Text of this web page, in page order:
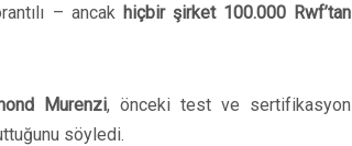
– ancak hiçbir şirket 100.000 Rwf’tan
Murenzi, önceki test ve sertifikasyon
söyledi.